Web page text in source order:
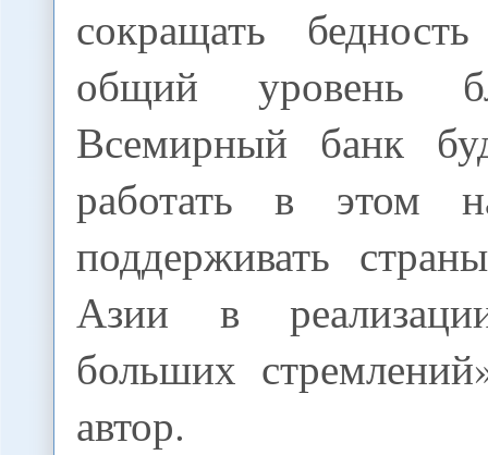
сокращать
общий уровень
Всемирный банк
работать в этом
поддерживать
Азии в
больших
автор.